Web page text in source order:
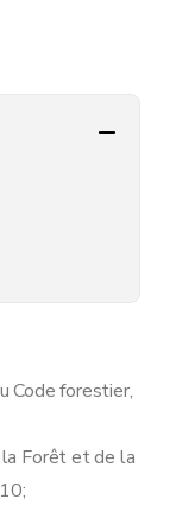
Code forestier,
Forêt et de la